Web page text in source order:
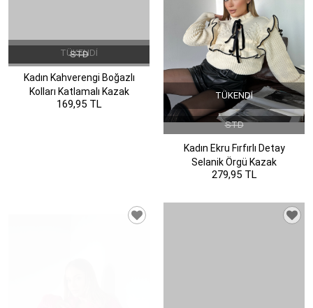
TÜKENDI TÜKENDI
STD
Kadın Ekru Fırfırlı Detay
Selanik Örgü Kazak
279,95 TL